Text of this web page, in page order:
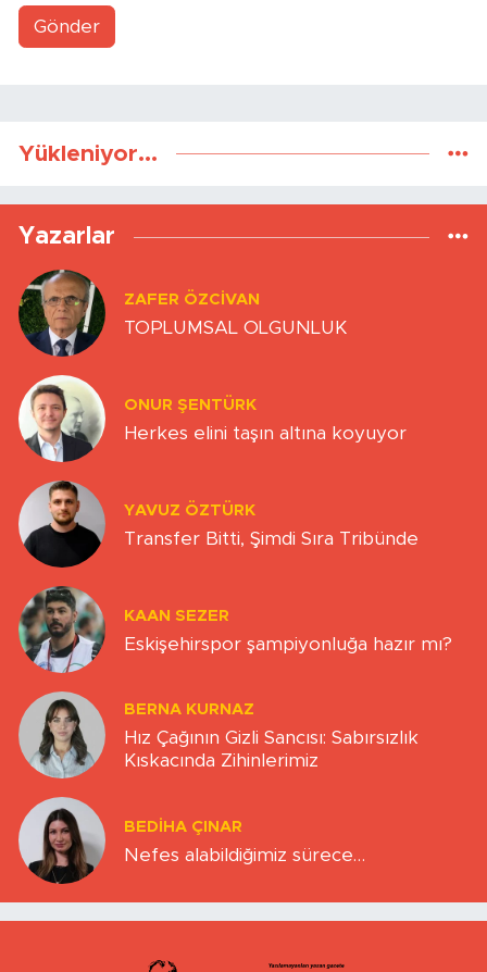
Gönder
Yükleniyor...
Yazarlar
ZAFER ÖZCIVAN
TOPLUMSAL OLGUNLUK
ONUR ŞENTÜRK
Herkes elini taşın altına koyuyor
YAVUZ ÖZTÜRK
Transfer Bitti, Şimdi Sıra Tribünde
KAAN SEZER
Eskişehirspor şampiyonluğa hazır mı?
BERNA KURNAZ
Hız Çağının Gizli Sancısı: Sabırsızlık
Kıskacında Zihinlerimiz
BEDIHA ÇINAR
Nefes alabildiğimiz sürece…